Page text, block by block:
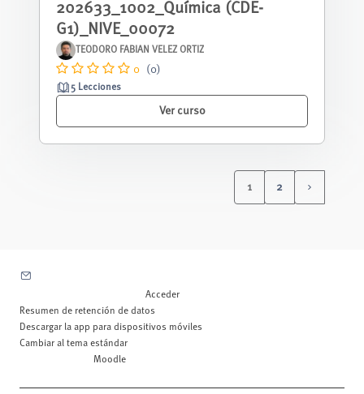
202633_1002_Química (CDE-
G1)_NIVE_00072
TEODORO FABIAN VELEZ ORTIZ
0 (0)
5 Lecciones
Ver curso
1 2
Acceder
Resumen de retención de datos
Descargar la app para dispositivos móviles
Cambiar al tema estándar
Moodle